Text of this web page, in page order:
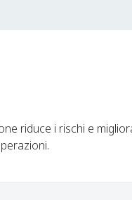
riduce i rischi e